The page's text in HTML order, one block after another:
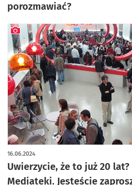
porozmawiać?
Uwierzycie, że to już 20
Mediateki. Jesteście
16.06.2024
artykuł z galerią zdjęć